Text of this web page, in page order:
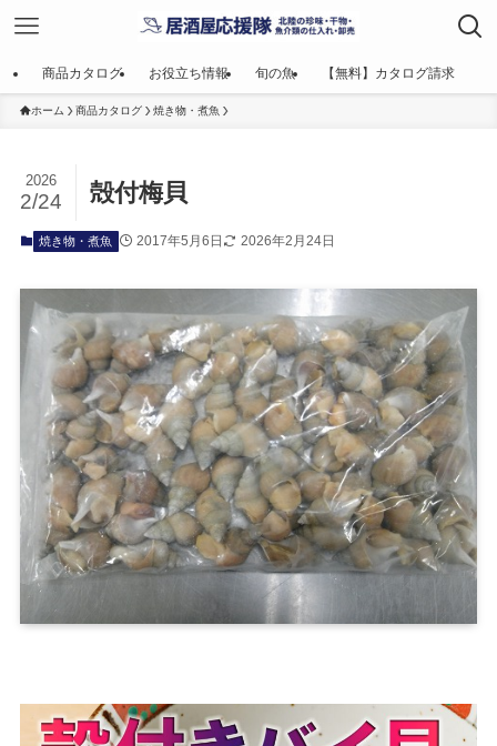
商品カタログ お役立ち情報 旬の魚 【無料】カタログ請求
ホーム 商品カタログ 焼き物・煮魚
殻付梅貝
2026
2/24
焼き物・煮魚 2017年5月6日 2026年2月24日